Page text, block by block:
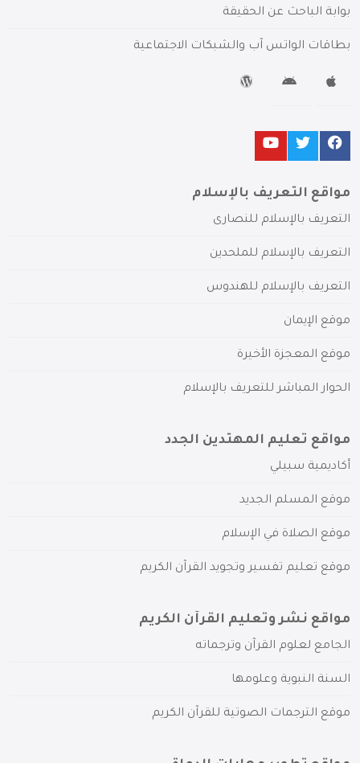
بوابة الباحث عن الحقيقة
بطاقات الواتس آب والشبكات الاجتماعية
مواقع التعريف بالإسلام
التعريف بالإسلام للنصارى
التعريف بالإسلام للملحدين
التعريف بالإسلام للهندوس
موقع الإيمان
موقع المعجزة الأخيرة
الحوار المباشر للتعريف بالإسلام
مواقع تعليم المهتدين الجدد
أكاديمية سبيلي
موقع المسلم الجديد
موقع الصلاة في الإسلام
موقع تعليم تفسير وتجويد القرآن الكريم
مواقع نشر وتعليم القرآن الكريم
الجامع لعلوم القرآن وترجماته
السنة النبوية وعلومها
موقع الترجمات الصوتية للقرآن الكريم